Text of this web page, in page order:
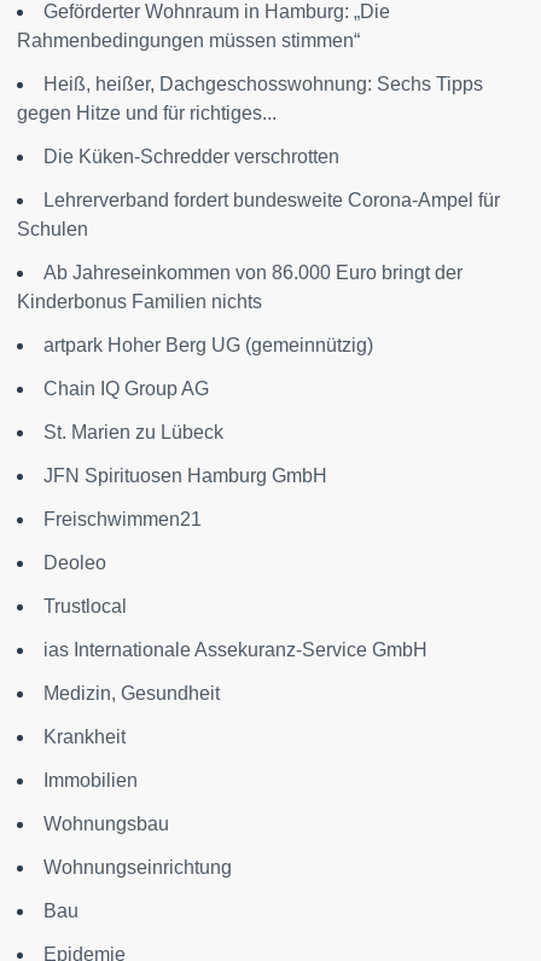
Geförderter Wohnraum in Hamburg: „Die
Rahmenbedingungen müssen stimmen“
Heiß, heißer, Dachgeschosswohnung: Sechs Tipps
gegen Hitze und für richtiges...
Die Küken-Schredder verschrotten
Lehrerverband fordert bundesweite Corona-Ampel für
Schulen
Ab Jahreseinkommen von 86.000 Euro bringt der
Kinderbonus Familien nichts
artpark Hoher Berg UG (gemeinnützig)
Chain IQ Group AG
St. Marien zu Lübeck
JFN Spirituosen Hamburg GmbH
Freischwimmen21
Deoleo
Trustlocal
ias Internationale Assekuranz-Service GmbH
Medizin, Gesundheit
Krankheit
Immobilien
Wohnungsbau
Wohnungseinrichtung
Bau
Epidemie